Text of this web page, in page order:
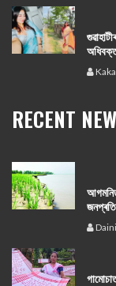
RECENT
আগমনিত